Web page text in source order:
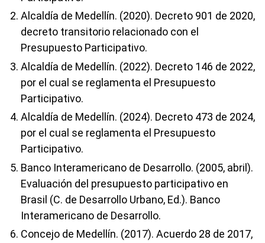
Alcaldía de Medellín. (2020). Decreto 901 de 2020,
decreto transitorio relacionado con el
Presupuesto Participativo.
Alcaldía de Medellín. (2022). Decreto 146 de 2022,
por el cual se reglamenta el Presupuesto
Participativo.
Alcaldía de Medellín. (2024). Decreto 473 de 2024,
por el cual se reglamenta el Presupuesto
Participativo.
Banco Interamericano de Desarrollo. (2005, abril).
Evaluación del presupuesto participativo en
Brasil (C. de Desarrollo Urbano, Ed.). Banco
Interamericano de Desarrollo.
Concejo de Medellín. (2017). Acuerdo 28 de 2017,